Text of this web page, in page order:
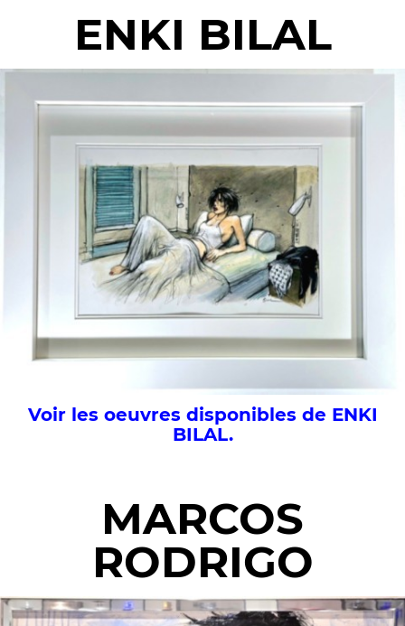
ENKI BILAL
Voir les oeuvres disponibles de ENKI
BILAL.
MARCOS
RODRIGO